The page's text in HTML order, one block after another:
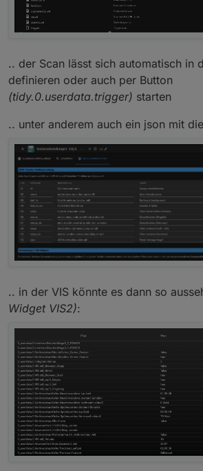
.. der Scan lässt sich automatisch in
definieren oder auch per Button
(tidy.0.userdata.trigger) starten
.. unter anderem auch ein json mit
.. in der VIS könnte es dann so
Widget VIS2):